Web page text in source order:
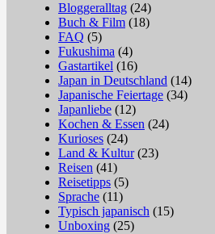
Bloggeralltag (24)
Buch & Film (18)
FAQ (5)
Fukushima (4)
Gastartikel (16)
Japan in Deutschland (14)
Japanische Feiertage (34)
Japanliebe (12)
Kochen & Essen (24)
Kurioses (24)
Land & Kultur(23)
Reisen (41)
Reisetipps (5)
Sprache (11)
Typisch japanisch (15)
Unboxing (25)